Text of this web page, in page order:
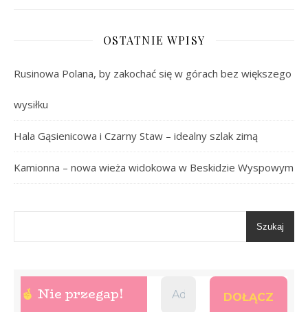
OSTATNIE WPISY
Rusinowa Polana, by zakochać się w górach bez większego
wysiłku
Hala Gąsienicowa i Czarny Staw – idealny szlak zimą
Kamionna – nowa wieża widokowa w Beskidzie Wyspowym
Szukaj
Nie przegap!